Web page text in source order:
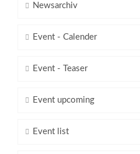
Newsarchiv
Event - Calender
Event - Teaser
Event upcoming
Event list